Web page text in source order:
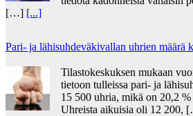
[…] [...]
Pari- ja lähisuhdeväkivallan uhrien määrä
Tilastokeskuksen mukaan
tietoon tulleissa pari- ja
15 500 uhria, mikä on 20,2
Uhreista aikuisia oli 12 200,